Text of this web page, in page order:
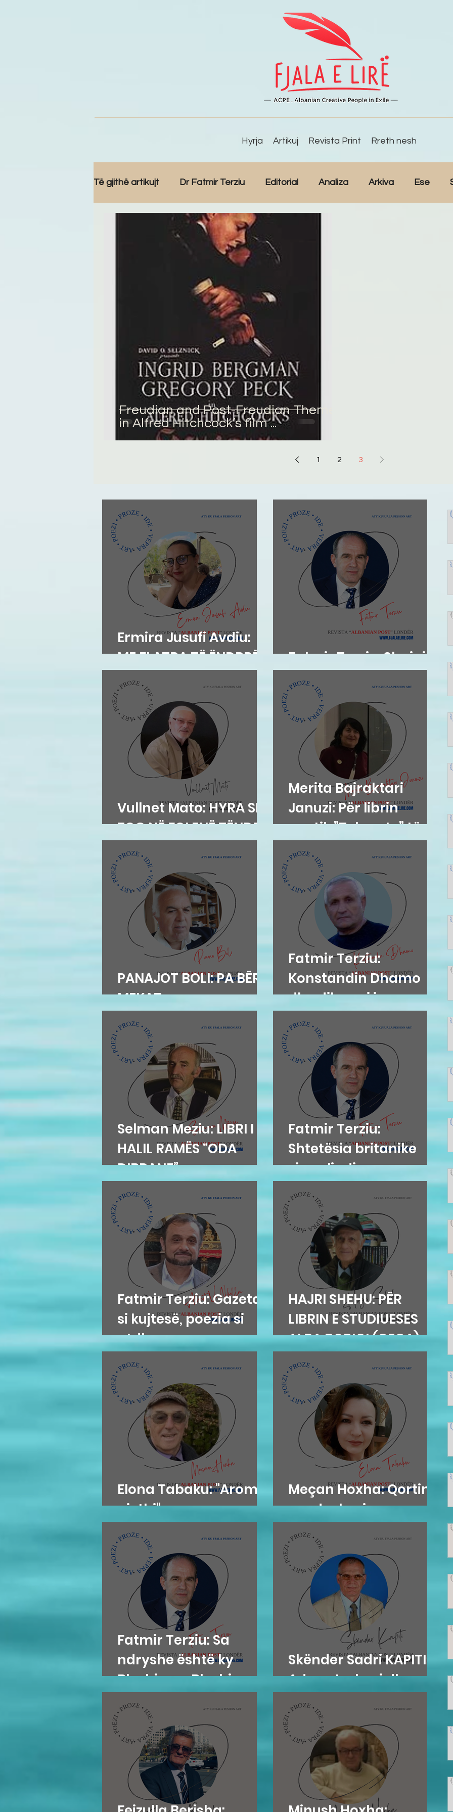
Hyrja Artikuj Revista Print Rreth nesh
Të gjithë artikujt Dr Fatmir Terziu Editorial Analiza Arkiva Ese
Reportazh Studime
Romane English
Freudian and Post-Freudian Themes
in Alfred Hitchcock’s film ...
1 2 3
Ermira Jusufi Avdiu:
ME FLATRA TË ËNDRRËS
Fatmir Terziu: Shqipja
Vullnet Mato: HYRA SI
ZOG NË FOLENË TËNDE
Merita Bajraktari
Januzi: Për librin
poetik ”Teh nate” të
Hazir Mehmetit
PANAJOT BOLI: PA BËRË
MEKAT...
Fatmir Terziu:
Konstandin Dhamo
dhe diksursi i
variacionit
Selman Meziu: LIBRI I
HALIL RAMËS “ODA
DIBRANE”
Fatmir Terziu:
Shtetësia britanike
sipas lindjes
Fatmir Terziu: Gazetari
si kujtesë, poezia si
atdhe
HAJRI SHEHU: PËR
LIBRIN E STUDIUESES
ALBA BORIÇI (GEGA)
Elona Tabaku: "Aromë
gjethi"
Meçan Hoxha: Qortim
me dashuri
Fatmir Terziu: Sa
ndryshe është ky
Blushi nga Blushi
Skënder Sadri KAPITI:
Adem Jashari dhe...